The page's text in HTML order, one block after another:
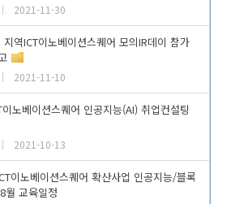
2021-11-30
지역ICT이노베이션스퀘어 모의IR데이 참가
2021-11-10
이노베이션스퀘어 인공지능(AI) 취업컨설팅
2021-10-13
이노베이션스퀘어 확산사업 인공지능/블록
월 교육일정